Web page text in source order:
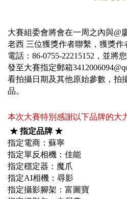
大賽組委會將會在一周之內與@
老西 三位獲獎作者聯繫，獲獎作
電話：86-0755-22215152，並將
發至大賽指定郵箱
看拍攝日期及其他原始參數，拍
品。
本次大賽特別感謝以下品牌的大
★ 指定品牌 ★
指定電商：蘇寧
指定單反相機：佳能
指定穩定器：魔爪
指定AI相機：尋影
指定攝影腳架：富圖寶